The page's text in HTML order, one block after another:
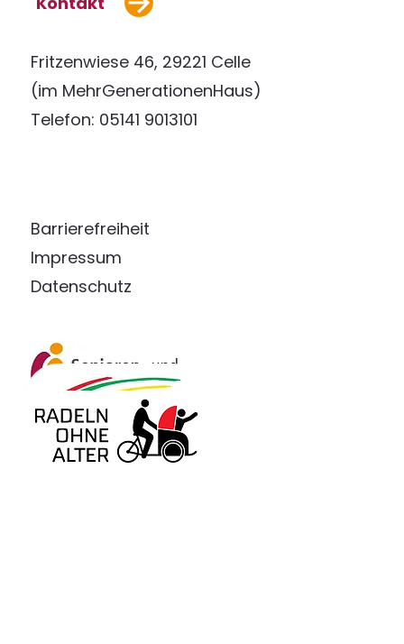
Fritzenwiese 46, 29221 Celle
(im MehrGenerationenHaus)
Telefon: 05141 9013101
Barrierefreiheit
Impressum
Datenschutz